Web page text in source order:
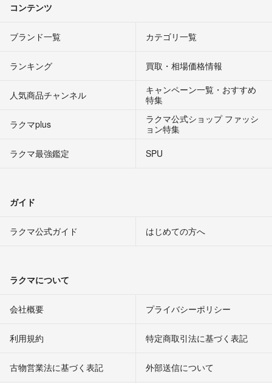
コンテンツ
ブランド一覧 カテゴリ一覧
ランキング 買取・相場価格情報
人気商品チャンネル
キャンペーン一覧・おすすめ
特集
ラクマplus
ラクマ公式ショップ ファッシ
ョン特集
ラクマ最強鑑定
SPU
ガイド
ラクマ公式ガイド はじめての方へ
ラクマについて
会社概要 プライバシーポリシー
利用規約 特定商取引法に基づく表記
古物営業法に基づく表記 外部送信について